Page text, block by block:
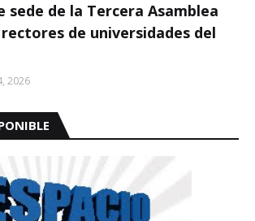
sede de la Tercera Asamblea
de universidades del
2026